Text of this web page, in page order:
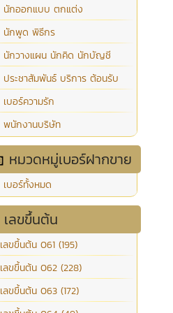
นักออกแบบ ตกแต่ง
นักพูด พิธีกร
นักวางแผน นักคิด นักบัญชี
ประชาสัมพันธ์ บริการ ต้อนรับ
เบอร์ความรัก
พนักงานบริษัท
หมวดหมู่เบอร์ฝากขาย
เบอร์ทั้งหมด
เลขขึ้นต้น
เลขขึ้นต้น 061 (195)
เลขขึ้นต้น 062 (228)
เลขขึ้นต้น 063 (172)